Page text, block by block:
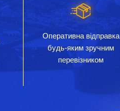
Оперативна відправка
будь-яким зручним
перевізником